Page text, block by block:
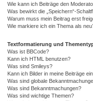
Wie kann ich Beiträge den
Was bewirkt die „Speichern“-
Warum muss mein Beitrag erst
Wie markiere ich ein Thema als
Textformatierung und
Was ist BBCode?
Kann ich HTML benutzen?
Was sind Smileys?
Kann ich Bilder in meine Beiträge
Was sind globale
Was sind Bekanntmachungen?
Was sind wichtige Themen?